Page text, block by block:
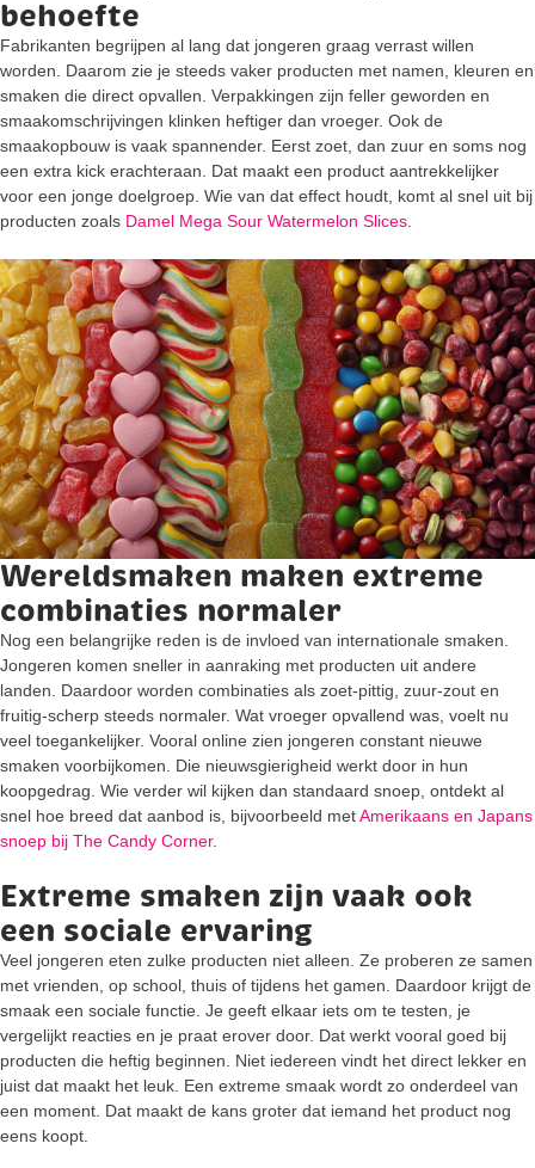
behoefte
Fabrikanten begrijpen al lang dat jongeren graag verrast willen
worden. Daarom zie je steeds vaker producten met namen, kleuren en
smaken die direct opvallen. Verpakkingen zijn feller geworden en
smaakomschrijvingen klinken heftiger dan vroeger. Ook de
smaakopbouw is vaak spannender. Eerst zoet, dan zuur en soms nog
een extra kick erachteraan. Dat maakt een product aantrekkelijker
voor een jonge doelgroep. Wie van dat effect houdt, komt al snel uit bij
producten zoals Damel Mega Sour Watermelon Slices
Wereldsmaken maken extreme
combinaties normaler
Nog een belangrijke reden is de invloed van internationale smaken.
Jongeren komen sneller in aanraking met producten uit andere
landen. Daardoor worden combinaties als zoet-pittig, zuur-zout en
fruitig-scherp steeds normaler. Wat vroeger opvallend was, voelt nu
veel toegankelijker. Vooral online zien jongeren constant nieuwe
smaken voorbijkomen. Die nieuwsgierigheid werkt door in hun
koopgedrag. Wie verder wil kijken dan standaard snoep, ontdekt al
snel hoe breed dat aanbod is, bijvoorbeeld metAmerikaans en Japans
snoep bij The Candy Corner.
Extreme smaken zijn vaak ook
een sociale ervaring
Veel jongeren eten zulke producten niet alleen. Ze proberen ze samen
met vrienden, op school, thuis of tijdens het gamen. Daardoor krijgt de
smaak een sociale functie. Je geeft elkaar iets om te testen, je
vergelijkt reacties en je praat erover door. Dat werkt vooral goed bij
producten die heftig beginnen. Niet iedereen vindt het direct lekker en
juist dat maakt het leuk. Een extreme smaak wordt zo onderdeel van
een moment. Dat maakt de kans groter dat iemand het product nog
eens koopt.